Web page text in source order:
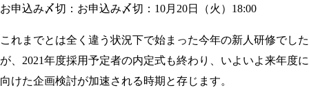
お申込み〆切：お申込み〆切：10月20日（火）18:00
これまでとは全く違う状況下で始まった今年の新人研修でした
が、2021年度採用予定者の内定式も終わり、いよいよ来年度に
向けた企画検討が加速される時期と存じます。